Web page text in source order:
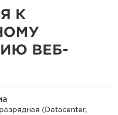
К
ВЕБ-
(Datacenter,